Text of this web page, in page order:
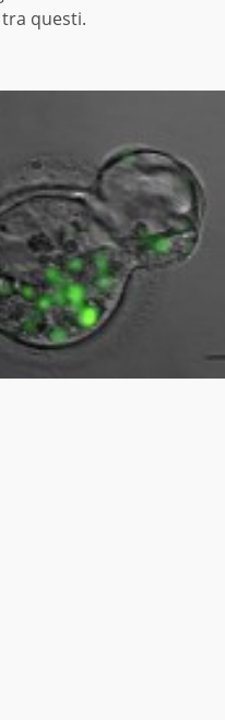
tra questi.